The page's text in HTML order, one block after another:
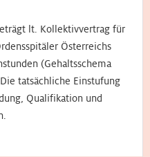
lt. Kollektivvertrag für
Österreichs
(Gehaltsschema
tatsächliche Einstufung
Qualifikation und